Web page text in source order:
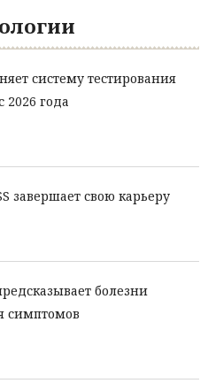
систему тестирования
2026 года
завершает свою карьеру
болезни
симптомов